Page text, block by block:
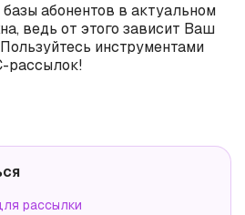
абонентов в актуальном
ведь от этого зависит Ваш
инструментами
рассылок!
рассылки